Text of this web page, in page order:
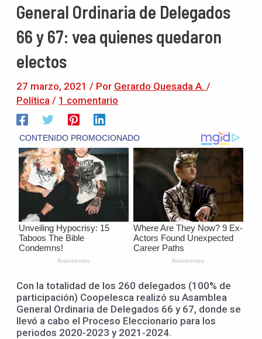
General Ordinaria de Delegados
66 y 67: vea quienes quedaron
electos
27 marzo, 2021 / Por Gerardo Quesada A. /
Política / 1 comentario
Con la totalidad de los 260 delegados (100% de
participación) Coopelesca realizó su Asamblea
General Ordinaria de Delegados 66 y 67, donde se
llevó a cabo el Proceso Eleccionario para los
periodos 2020-2023 y 2021-2024.